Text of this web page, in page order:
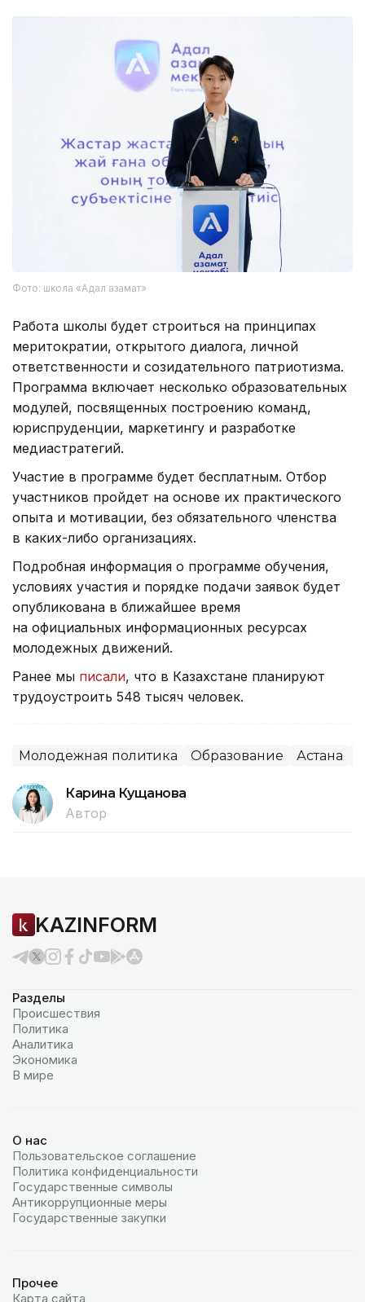
Фото: школа «Адал азамат»
Работа школы будет строиться на принципах
меритократии, открытого диалога, личной
ответственности и созидательного патриотизма.
Программа включает несколько образовательных
модулей, посвященных построению команд,
юриспруденции, маркетингу и разработке
медиастратегий.
Участие в программе будет бесплатным. Отбор
участников пройдет на основе их практического
опыта и мотивации, без обязательного членства
в каких-либо организациях.
Подробная информация о программе обучения,
условиях участия и порядке подачи заявок будет
опубликована в ближайшее время
на официальных информационных ресурсах
молодежных движений.
Ранее мы писали, что в Казахстане планируют
трудоустроить 548 тысяч человек.
Молодежная политика Образование Астана
Карина Кущанова
Автор
KAZINFORM
Разделы
Происшествия
Политика
Аналитика
Экономика
В мире
О нас
Пользовательское соглашение
Политика конфиденциальности
Государственные символы
Антикоррупционные меры
Государственные закупки
Прочее
Карта сайта